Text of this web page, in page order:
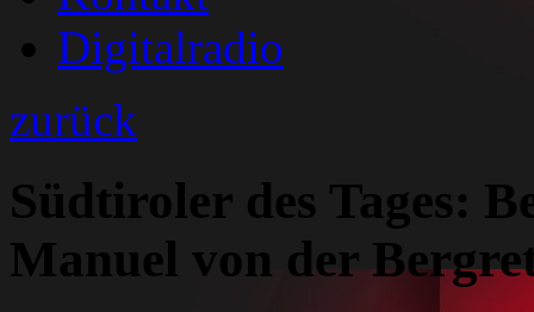
Digitalradio
zurück
Südtiroler des Tages:
Manuel von der